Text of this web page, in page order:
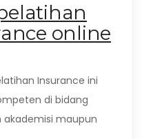
online
Insurance ini
di bidang
akademisi maupun